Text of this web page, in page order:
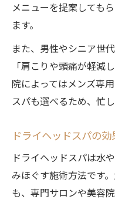
メニューを提案しても
ます。
また、男性やシニア世
「肩こりや頭痛が軽減
院によってはメンズ専
スパも選べるため、忙
ドライヘッドスパの
ドライヘッドスパは水
みほぐす施術方法です
も、専門サロンや美容